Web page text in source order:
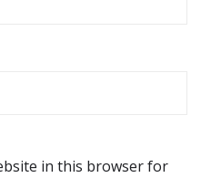
in this browser for